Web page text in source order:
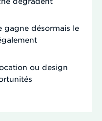
gagne désormais le
ou design